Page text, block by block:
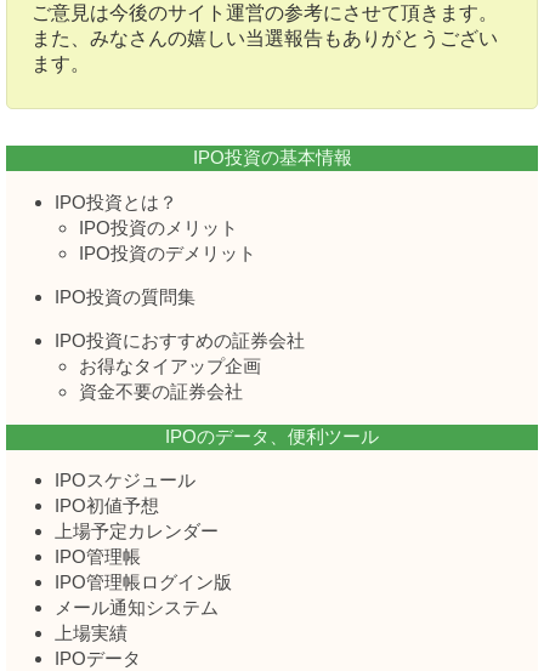
ご意見は今後のサイト運営の参考にさせて頂きます。
また、みなさんの嬉しい当選報告もありがとうござい
ます。
IPO投資の基本情報
IPO投資とは？
IPO投資のメリット
IPO投資のデメリット
IPO投資の質問集
IPO投資におすすめの証券会社
お得なタイアップ企画
資金不要の証券会社
IPOのデータ、便利ツール
IPOスケジュール
IPO初値予想
上場予定カレンダー
IPO管理帳
IPO管理帳ログイン版
メール通知システム
上場実績
IPOデータ